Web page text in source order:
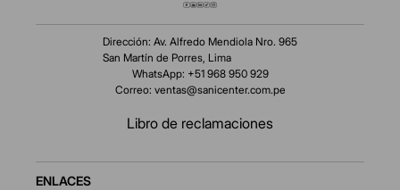
Dirección: Av. Alfredo Mendiola Nro. 965
San Martín de Porres, Lima
WhatsApp: +51 968 950 929
Correo: ventas@sanicenter.com.pe
Libro de reclamaciones
ENLACES